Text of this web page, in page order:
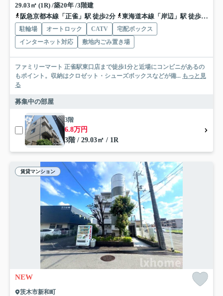
29.03㎡ (1R) /築20年 /3階建
阪急京都本線「正雀」駅 徒歩2分
東海道本線「岸辺」駅 徒歩9分
駐輪場 オートロック CATV
宅配ボックス
インターネット対応
敷地内ごみ置き場
ファミリーマート 正雀駅東口店まで徒歩1分と近場にコンビニがあるの
もポイント。収納はクロゼット・シューズボックスなどが備... もっと見
る
募集中の部屋
3階
6.8万円
3階 / 29.03㎡ / 1R
賃貸マンション
NEW
茨木市新和町